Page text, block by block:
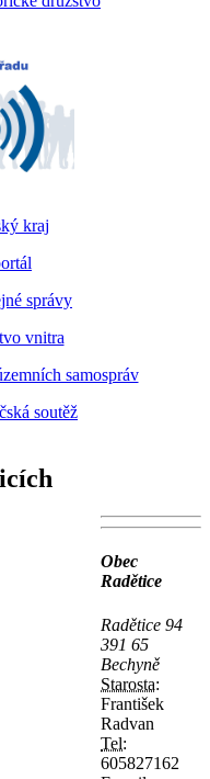
soutěž
Obec
Radětice
Radětice 94
391 65
Bechyně
Starosta:
František
Radvan
Tel:
605827162